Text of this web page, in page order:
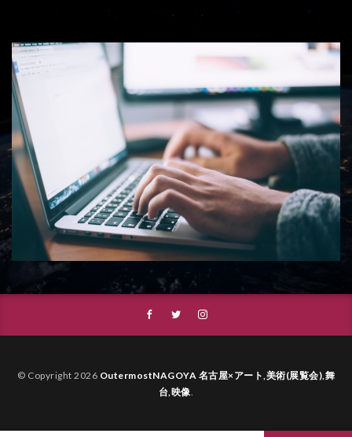
© Copyright 2026 OutermostNAGOYA 名古屋×アート,美術(展覧会),舞
台,映像.